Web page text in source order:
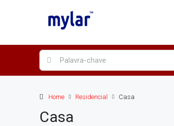
Home Residencial Casa
Casa